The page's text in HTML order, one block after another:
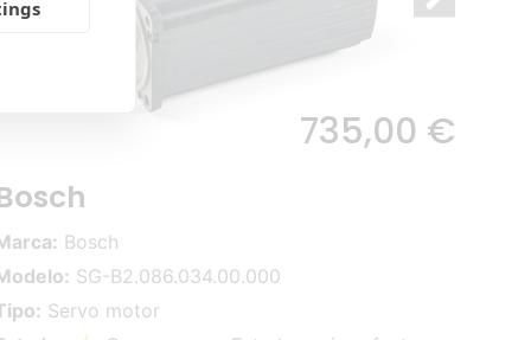
735,00 €
Bosch
SG-B2.086.034.00.000
Servo motor